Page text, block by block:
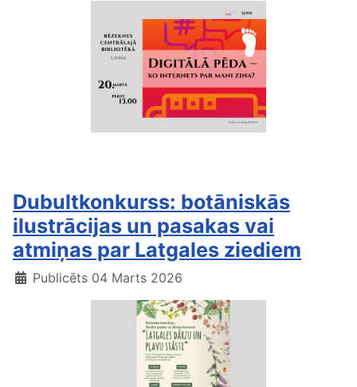
Dubultkonkurss: botāniskās
ilustrācijas un pasakas vai
atmiņas par Latgales ziediem
Publicēts 04 Marts 2026